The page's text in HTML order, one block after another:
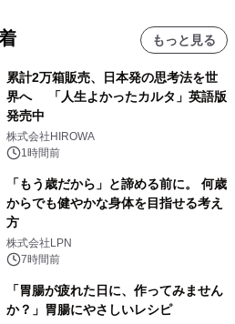
もっと見る
累計2万箱販売、日本発の思考法を世
界へ 「人生よかったカルタ」英語版
発売中
株式会社HIROWA
1時間前
「もう歳だから」と諦める前に。 何歳
からでも健やかな身体を目指せる考え
方
株式会社LPN
7時間前
「胃腸が疲れた日に、作ってみません
か？」胃腸にやさしいレシピ